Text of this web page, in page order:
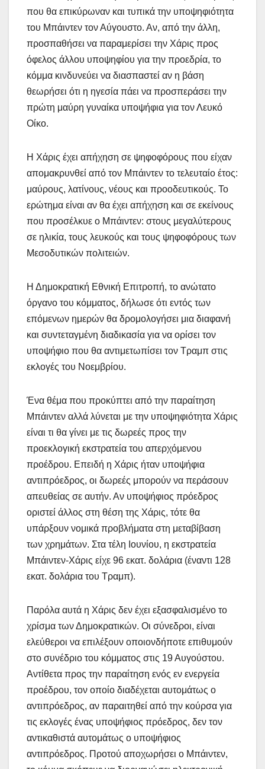
που θα επικύρωναν και τυπικά την υποψηφιότητα
του Μπάιντεν τον Αύγουστο. Αν, από την άλλη,
προσπαθήσει να παραμερίσει την Χάρις προς
όφελος άλλου υποψηφίου για την προεδρία, το
κόμμα κινδυνεύει να διασπαστεί αν η βάση
θεωρήσει ότι η ηγεσία πάει να προσπεράσει την
πρώτη μαύρη γυναίκα υποψήφια για τον Λευκό
Οίκο.
Η Χάρις έχει απήχηση σε ψηφοφόρους που είχαν
απομακρυνθεί από τον Μπάιντεν το τελευταίο έτος:
μαύρους, λατίνους, νέους και προοδευτικούς. Το
ερώτημα είναι αν θα έχει απήχηση και σε εκείνους
που προσέλκυε ο Μπάιντεν: στους μεγαλύτερους
σε ηλικία, τους λευκούς και τους ψηφοφόρους των
Μεσοδυτικών πολιτειών.
Η Δημοκρατική Εθνική Επιτροπή, το ανώτατο
όργανο του κόμματος, δήλωσε ότι εντός των
επόμενων ημερών θα δρομολογήσει μια διαφανή
και συντεταγμένη διαδικασία για να ορίσει τον
υποψήφιο που θα αντιμετωπίσει τον Τραμπ στις
εκλογές του Νοεμβρίου.
Ένα θέμα που προκύπτει από την παραίτηση
Μπάιντεν αλλά λύνεται με την υποψηφιότητα Χάρις
είναι τι θα γίνει με τις δωρεές προς την
προεκλογική εκστρατεία του απερχόμενου
προέδρου. Επειδή η Χάρις ήταν υποψήφια
αντιπρόεδρος, οι δωρεές μπορούν να περάσουν
απευθείας σε αυτήν. Αν υποψήφιος πρόεδρος
οριστεί άλλος στη θέση της Χάρις, τότε θα
υπάρξουν νομικά προβλήματα στη μεταβίβαση
των χρημάτων. Στα τέλη Ιουνίου, η εκστρατεία
Μπάιντεν-Χάρις είχε 96 εκατ. δολάρια (έναντι 128
εκατ. δολάρια του Τραμπ).
Παρόλα αυτά η Χάρις δεν έχει εξασφαλισμένο το
χρίσμα των Δημοκρατικών. Οι σύνεδροι, είναι
ελεύθεροι να επιλέξουν οποιονδήποτε επιθυμούν
στο συνέδριο του κόμματος στις 19 Αυγούστου.
Αντίθετα προς την παραίτηση ενός εν ενεργεία
προέδρου, τον οποίο διαδέχεται αυτομάτως ο
αντιπρόεδρος, αν παραιτηθεί από την κούρσα για
τις εκλογές ένας υποψήφιος πρόεδρος, δεν τον
αντικαθιστά αυτομάτως ο υποψήφιος
αντιπρόεδρος. Προτού αποχωρήσει ο Μπάιντεν,